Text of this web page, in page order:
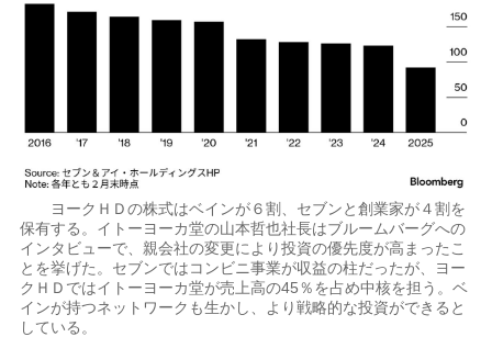
ヨークＨＤの株式はベインが６割、セブンと創業家が４割を
保有する。イトーヨーカ堂の山本哲也社長はブルームバーグへの
インタビューで、親会社の変更により投資の優先度が高まったこ
とを挙げた。セブンではコンビニ事業が収益の柱だったが、ヨー
クＨＤではイトーヨーカ堂が売上高の45％を占め中核を担う。ベ
インが持つネットワークも生かし、より戦略的な投資ができると
している。